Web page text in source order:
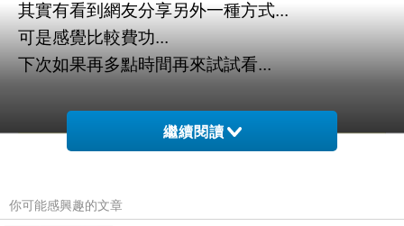
其實有看到網友分享另外一種方式...
可是感覺比較費功...
下次如果再多點時間再來試試看...
繼續閱讀
你可能感興趣的文章